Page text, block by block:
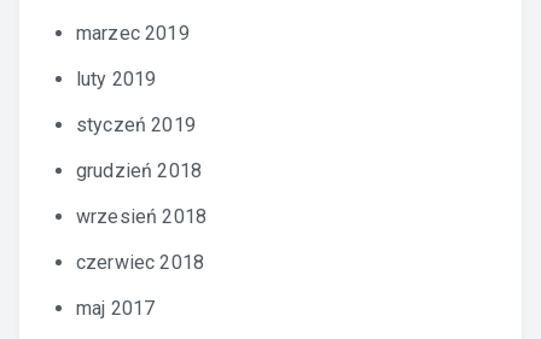
marzec 2019
luty 2019
styczeń 2019
grudzień 2018
wrzesień 2018
czerwiec 2018
maj 2017